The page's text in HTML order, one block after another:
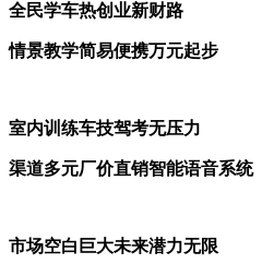
全民学车热创业新财路
情景教学简易便携万元起步
室内训练车技驾考无压力
渠道多元厂价直销智能语音系统
市场空白巨大未来潜力无限